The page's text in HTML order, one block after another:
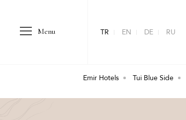
Menu TR EN DE RU
Emir Hotels Tui Blue Side